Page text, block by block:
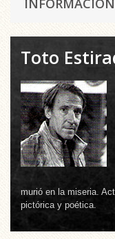
INFORMACIÓN
Toto
murió en la miseria.
pictórica y poética.